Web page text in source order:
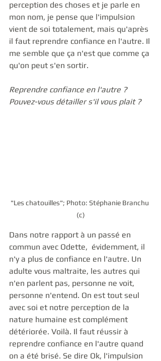
perception des choses et je parle en
mon nom, je pense que l'impulsion
vient de soi totalement, mais qu'après
il faut reprendre confiance en l'autre. Il
me semble que ça n'est que comme ça
qu'on peut s'en sortir.
Reprendre confiance en l'autre ?
Pouvez-vous détailler s'il vous plait ?
"Les chatouilles"; Photo: Stéphanie Branchu
(c)
Dans notre rapport à un passé en
commun avec Odette,  évidemment, il
n'y a plus de confiance en l'autre. Un
adulte vous maltraite, les autres qui
n'en parlent pas, personne ne voit,
personne n'entend. On est tout seul
avec soi et notre perception de la
nature humaine est complément
détériorée. Voilà. Il faut réussir à
reprendre confiance en l'autre quand
on a été brisé. Se dire Ok, l'impulsion